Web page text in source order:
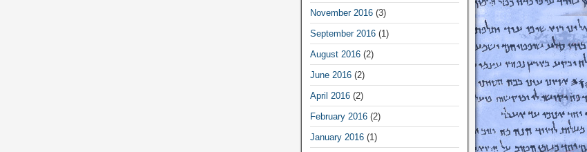
November 2016(3)
September 2016(1)
August 2016(2)
June 2016(2)
April 2016(2)
February 2016(2)
January 2016(1)